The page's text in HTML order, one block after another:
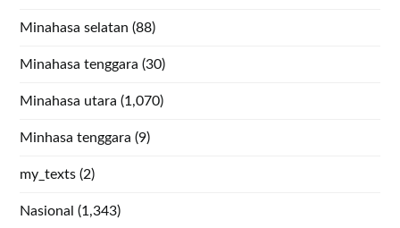
Minahasa selatan (88)
Minahasa tenggara (30)
Minahasa utara (1,070)
Minhasa tenggara (9)
my_texts (2)
Nasional (1,343)